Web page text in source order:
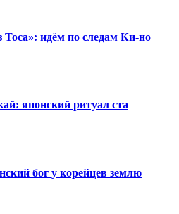
Тоса»: идём по следам Ки-но
японский ритуал ста
бог у корейцев землю